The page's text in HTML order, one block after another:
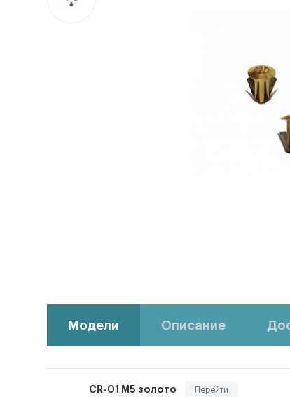
Модели Описание
CR-01 M5 золото Перейти